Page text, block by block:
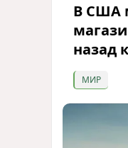
В США
назад
МИР